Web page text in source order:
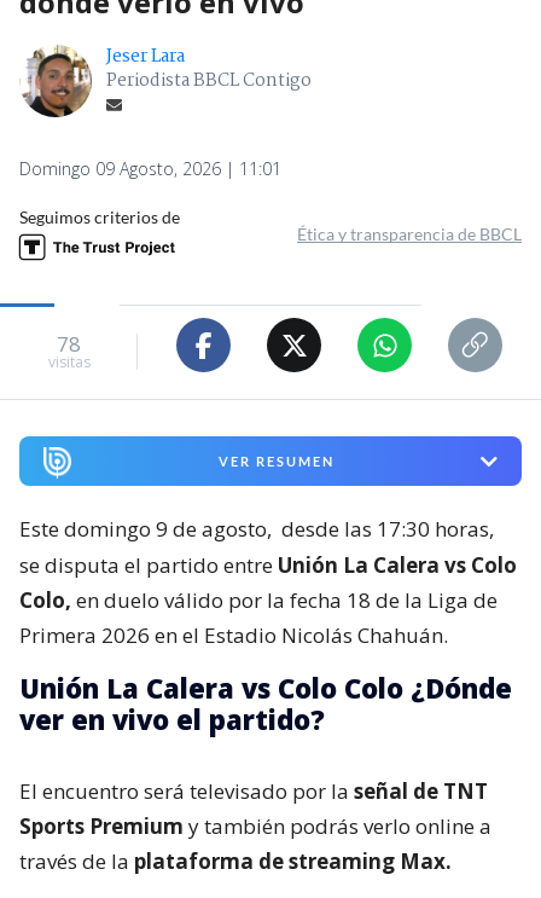
Jeser Lara
Periodista BBCL Contigo
Domingo 09 Agosto, 2026 | 11:01
Seguimos criterios de
Ética y transparencia de BBCL
78
visitas
VER RESUMEN
Este domingo 9 de agosto, desde las 17:30 horas,
se disputa el partido entre Unión La Calera vs Colo
Colo, en duelo válido por la fecha 18 de la Liga de
Primera 2026 en el Estadio Nicolás Chahuán.
Unión La Calera vs Colo Colo ¿Dónde
ver en vivo el partido?
El encuentro será televisado por la señal de TNT
Sports Premium y también podrás verlo online a
través de la plataforma de streaming Max.